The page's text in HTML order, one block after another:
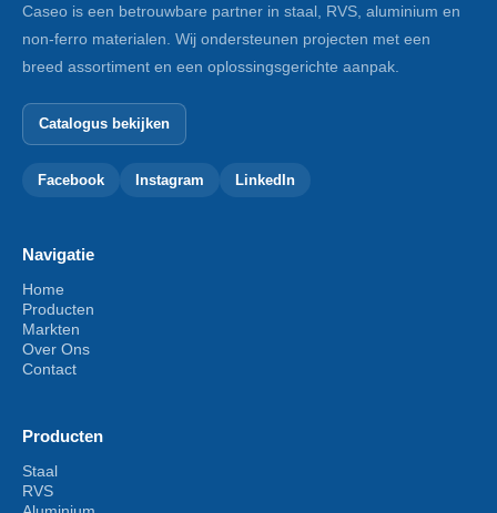
Caseo is een betrouwbare partner in staal, RVS, aluminium en
non-ferro materialen. Wij ondersteunen projecten met een
breed assortiment en een oplossingsgerichte aanpak.
Catalogus bekijken
Facebook Instagram LinkedIn
Navigatie
Home
Producten
Markten
Over Ons
Contact
Producten
Staal
RVS